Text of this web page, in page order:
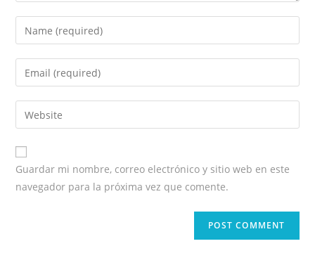
Guardar mi nombre, correo electrónico y sitio web en este
navegador para la próxima vez que comente.